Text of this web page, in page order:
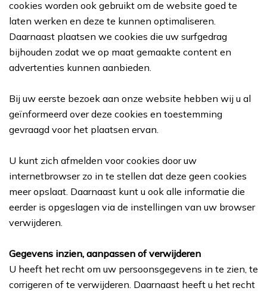
cookies worden ook gebruikt om de website goed te
laten werken en deze te kunnen optimaliseren.
Daarnaast plaatsen we cookies die uw surfgedrag
bijhouden zodat we op maat gemaakte content en
advertenties kunnen aanbieden.
Bij uw eerste bezoek aan onze website hebben wij u al
geïnformeerd over deze cookies en toestemming
gevraagd voor het plaatsen ervan.
U kunt zich afmelden voor cookies door uw
internetbrowser zo in te stellen dat deze geen cookies
meer opslaat. Daarnaast kunt u ook alle informatie die
eerder is opgeslagen via de instellingen van uw browser
verwijderen.
Gegevens inzien, aanpassen of verwijderen
U heeft het recht om uw persoonsgegevens in te zien, te
corrigeren of te verwijderen. Daarnaast heeft u het recht